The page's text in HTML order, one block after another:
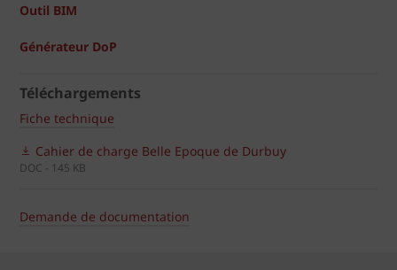
Outil BIM
Générateur DoP
Téléchargements
Fiche technique
Cahier de charge Belle Epoque de Durbuy
DOC - 145 KB
Demande de documentation